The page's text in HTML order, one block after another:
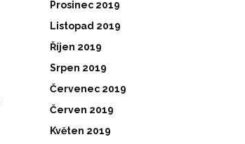
Prosinec 2019
Listopad 2019
Říjen 2019
Srpen 2019
Červenec 2019
Červen 2019
Květen 2019